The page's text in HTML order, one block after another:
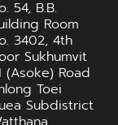
54, B.B.
Room
3402, 4th
Sukhumvit
(Asoke) Road
Toei
Subdistrict